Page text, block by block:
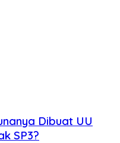
Dibuat UU
SP3?